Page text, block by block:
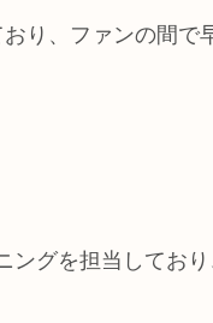
り、ファンの間で
ングを担当してお